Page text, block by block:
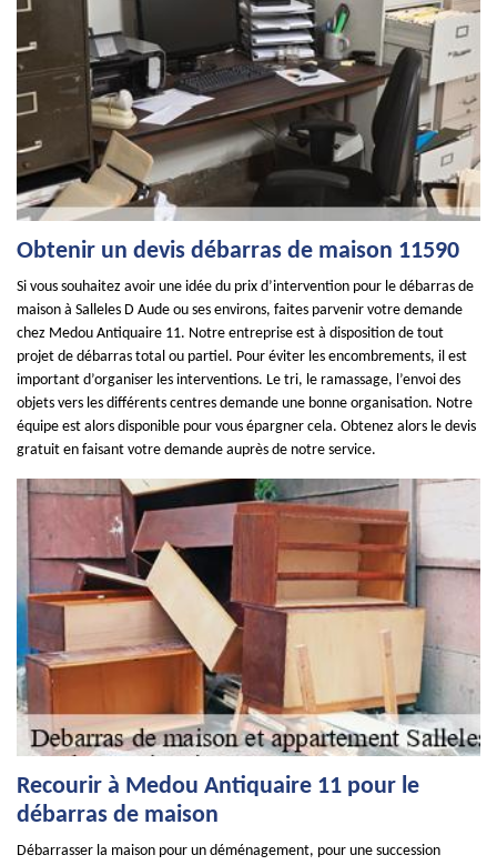
Obtenir un devis débarras de maison 11590
Si vous souhaitez avoir une idée du prix d’intervention pour le débarras de
maison à Salleles D Aude ou ses environs, faites parvenir votre demande
chez Medou Antiquaire 11. Notre entreprise est à disposition de tout
projet de débarras total ou partiel. Pour éviter les encombrements, il est
important d’organiser les interventions. Le tri, le ramassage, l’envoi des
objets vers les différents centres demande une bonne organisation. Notre
équipe est alors disponible pour vous épargner cela. Obtenez alors le devis
gratuit en faisant votre demande auprès de notre service.
Recourir à Medou Antiquaire 11 pour le
débarras de maison
Débarrasser la maison pour un déménagement, pour une succession